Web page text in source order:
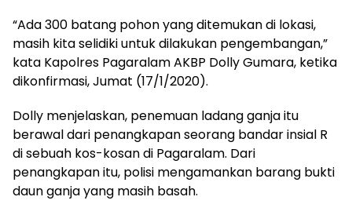
“Ada 300 batang pohon yang ditemukan di lokasi,
masih kita selidiki untuk dilakukan pengembangan,”
kata Kapolres Pagaralam AKBP Dolly Gumara, ketika
dikonfirmasi, Jumat (17/1/2020).
Dolly menjelaskan, penemuan ladang ganja itu
berawal dari penangkapan seorang bandar insial R
di sebuah kos-kosan di Pagaralam. Dari
penangkapan itu, polisi mengamankan barang bukti
daun ganja yang masih basah.